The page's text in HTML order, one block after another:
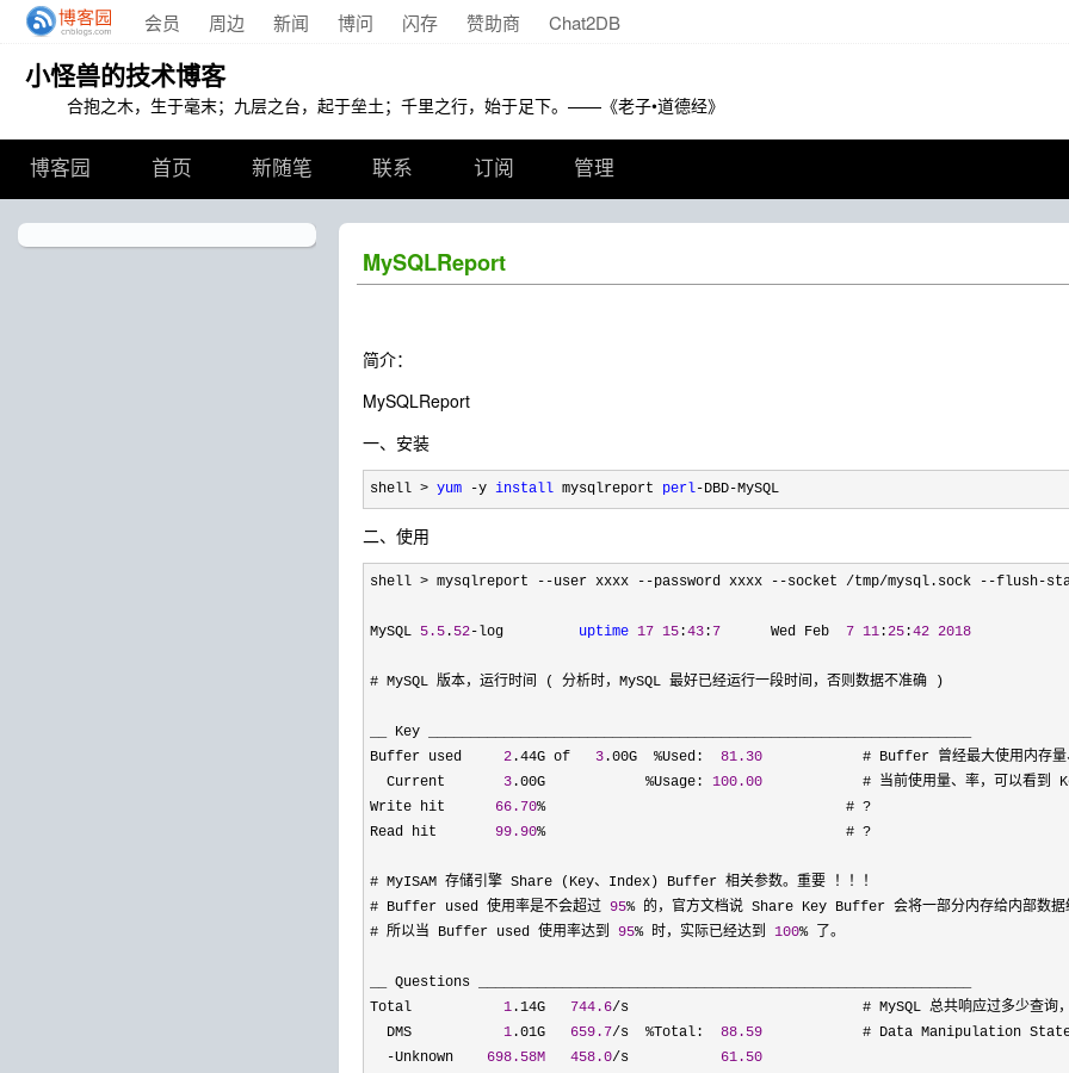
会员 周边 新闻 博问 闪存 赞助商 Chat2DB
小怪兽的技术博客
合抱之木，生于毫末；九层之台，起于垒土；千里之行，始于足下。——《老子•道德经》
博客园 首页 新随笔 联系 订阅 管理
MySQLReport
简介：
MySQLReport
一、安装
shell > yum -y install mysqlreport perl-DBD-MySQL
二、使用
shell > mysqlreport --user xxxx --password xxxx --socket /tmp/mysql.sock --
MySQL 5.5 . 52-log uptime 17 15 :43 : 7
      Wed Feb
7 11 :25 :42 2018
# MySQL 版本，运行时间 ( 分析时，MySQL 最好已经运行一段时间，否则数据不准确 )
__ Key _________________________________________________________________
Buffer used 2 .44G of 3 .00G  %Used: 81.30
# Buffer 曾经最大使用内存量
  Current
3 .00G            %Usage: 100.00
# 当前使用量、率，可以看到
Write hit 66.70%                                    # ?
Read hit 99.90%                                    # ?
# MyISAM 存储引擎 Share (Key、Index) Buffer 相关参数。重要 ！！！
# Buffer used 使用率是不会超过 95% 的，官方文档说 Share Key Buffer 会将一部分内存给内部数据
# 所以当 Buffer used 使用率达到 95% 时，实际已经达到 100% 了。
__ Questions ___________________________________________________________
Total 1 .14G 744.6/s                            # MySQL 总共响应过多少查询，响
  DMS
1 .01G 659.7/s  %Total: 88.59
# Data Manipulation
-Unknown 698.58M 458.0/s 61.50